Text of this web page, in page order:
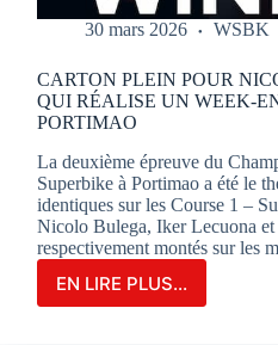
30 mars 2026 WSBK
CARTON PLEIN POUR
QUI RÉALISE UN WEEK-
PORTIMAO
La deuxième épreuve du
Superbike à Portimao a été le
identiques sur les Course 1 –
Nicolo Bulega, Iker Lecuona
respectivement montés sur les
EN LIRE PLUS...
CARTON